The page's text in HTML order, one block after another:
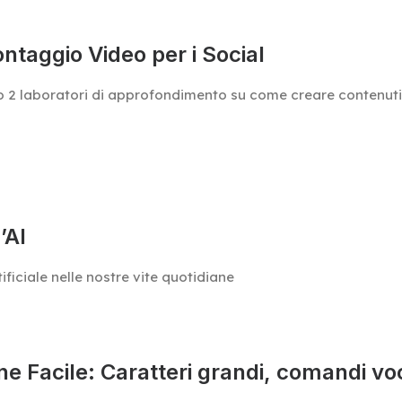
Video per i Social
2 laboratori di approfondimento su come creare
nelle nostre vite quotidiane
Facile: Caratteri grandi, comandi